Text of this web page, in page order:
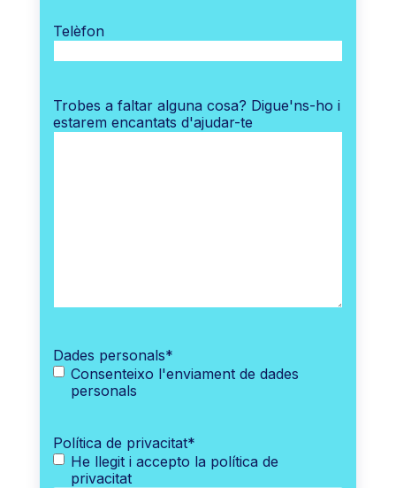
Telèfon
Trobes a faltar alguna cosa? Digue'ns-ho i
estarem encantats d'ajudar-te
Dades personals*
Consenteixo l'enviament de dades
personals
Política de privacitat*
He llegit i accepto la política de
privacitat